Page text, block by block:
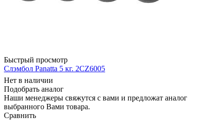
Быстрый просмотр
Слэмбол Panatta 5 кг. 2CZ6005
Нет в наличии
Подобрать аналог
Наши менеджеры свяжутся с вами и предложат аналог
выбранного Вами товара.
Сравнить